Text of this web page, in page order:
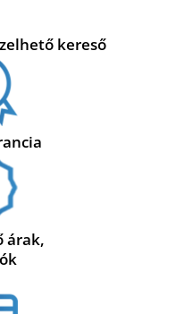
kereső
árak,